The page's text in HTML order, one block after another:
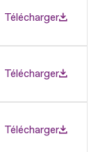
Télécharger
Télécharger
Télécharger